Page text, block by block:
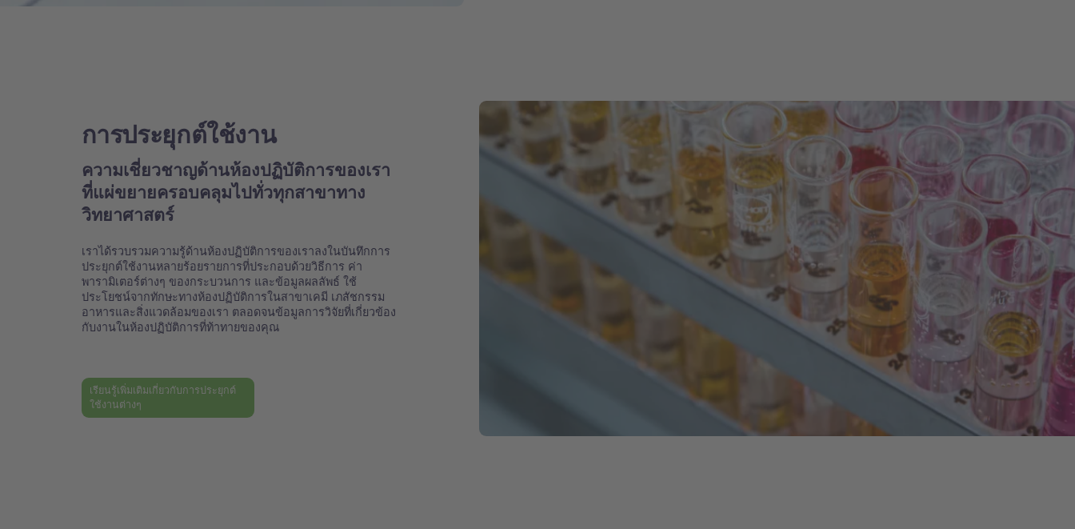
การประยุกต์ใช้งาน
ความเชี่ยวชาญด้านห้องปฏิบัติการของเรา
ที่แผ่ขยายครอบคลุมไปทั่วทุกสาขาทาง
วิทยาศาสตร์
เราได้รวบรวมความรู้ด้านห้องปฏิบัติการของเราลงในบันทึกการ
ประยุกต์ใช้งานหลายร้อยรายการที่ประกอบด้วยวิธีการ ค่า
พารามิเตอร์ต่างๆ ของกระบวนการ และข้อมูลผลลัพธ์ ใช้
ประโยชน์จากทักษะทางห้องปฏิบัติการในสาขาเคมี เภสัชกรรม
อาหารและสิ่งแวดล้อมของเรา ตลอดจนข้อมูลการวิจัยที่เกี่ยวข้อง
กับงานในห้องปฏิบัติการที่ท้าทายของคุณ
เรียนรู้เพิ่มเติมเกี่ยวกับการประยุกต์
ใช้งานต่างๆ